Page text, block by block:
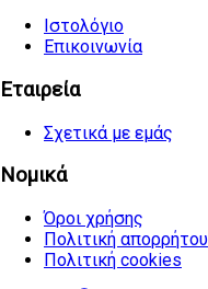
Ιστολόγιο
Επικοινωνία
Εταιρεία
Σχετικά με εμάς
Νομικά
Όροι χρήσης
Πολιτική απορρήτου
Πολιτική cookies